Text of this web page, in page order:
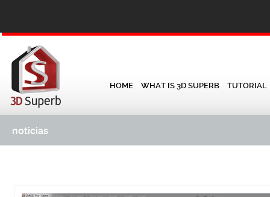
HOME WHAT IS 3D SUPERB TUTORIAL
noticias